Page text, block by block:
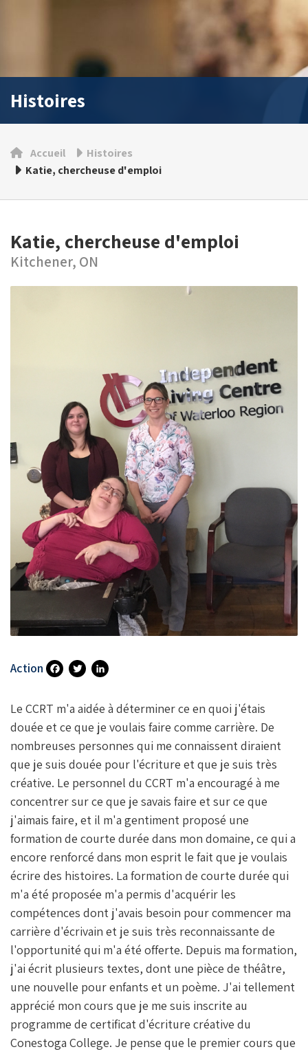
Histoires
Accueil
Histoires
Katie, chercheuse d'emploi
Katie, chercheuse d'emploi
Kitchener, ON
Action
Ce
B
O
O
K
Wi
Tt
Er
N
Ke
DI
N
Le CCRT m'a aidée à déterminer ce en quoi j'étais
douée et ce que je voulais faire comme carrière. De
nombreuses personnes qui me connaissent diraient
que je suis douée pour l'écriture et que je suis très
créative. Le personnel du CCRT m'a encouragé à me
concentrer sur ce que je savais faire et sur ce que
j'aimais faire, et il m'a gentiment proposé une
formation de courte durée dans mon domaine, ce qui a
encore renforcé dans mon esprit le fait que je voulais
écrire des histoires. La formation de courte durée qui
m'a été proposée m'a permis d'acquérir les
compétences dont j'avais besoin pour commencer ma
carrière d'écrivain et je suis très reconnaissante de
l'opportunité qui m'a été offerte. Depuis ma formation,
j'ai écrit plusieurs textes, dont une pièce de théâtre,
une nouvelle pour enfants et un poème. J'ai tellement
apprécié mon cours que je me suis inscrite au
programme de certificat d'écriture créative du
Conestoga College. Je pense que le premier cours que